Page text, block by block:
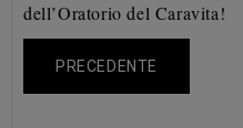
dell’Oratorio del Caravita!
PRECEDENTE